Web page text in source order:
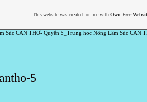
Súc CẦN THƠ- Quyển 5_Trung hoc Nông Lâm Súc
5
This website was created for free with Own-Free-